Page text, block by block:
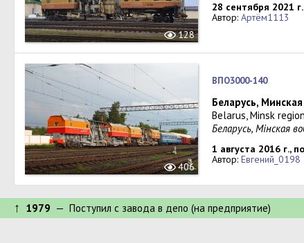
128
28 сентября 2021
Автор: Артём1113
406
ВПО3000-140
Беларусь,
Belarus, Minsk
Беларусь, Мінская
1 августа 2016 г.,
Автор: Евгений_0198
↑ 1979 — Поступил c завода в депо (на предприятие)